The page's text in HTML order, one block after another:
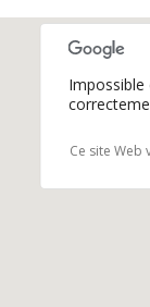
Impossible
Ce site Web